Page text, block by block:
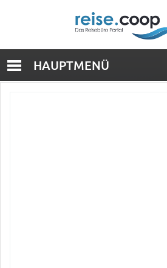
HAUPTMENÜ